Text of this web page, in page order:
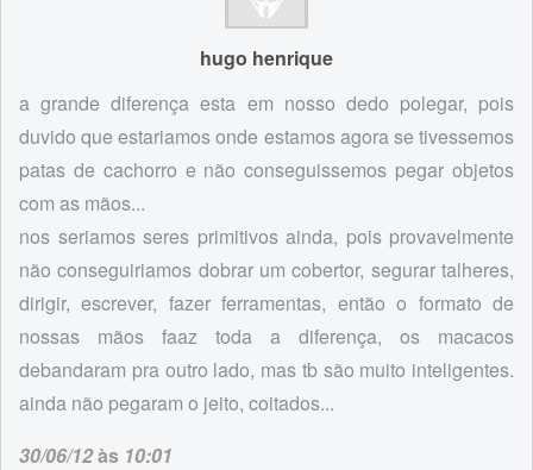
hugo henrique
a grande diferença esta em nosso dedo polegar, pois
duvido que estariamos onde estamos agora se tivessemos
patas de cachorro e não conseguissemos pegar objetos
com as mãos...
nos seriamos seres primitivos ainda, pois provavelmente
não conseguiriamos dobrar um cobertor, segurar talheres,
dirigir, escrever, fazer ferramentas, então o formato de
nossas mãos faaz toda a diferença, os macacos
debandaram pra outro lado, mas tb são muito inteligentes.
ainda não pegaram o jeito, coitados...
30/06/12às 10:01